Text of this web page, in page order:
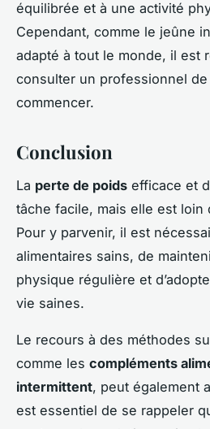
équilibrée et à une activité
Cependant, comme le jeûne
adapté à tout le monde, il est
consulter un professionnel
commencer.
Conclusion
La perte de poids efficace et
tâche facile, mais elle est loin
Pour y parvenir, il est
alimentaires sains, de
physique régulière et
vie saines.
Le recours à des méthodes
comme les compléments
intermittent, peut également
est essentiel de se rappeler